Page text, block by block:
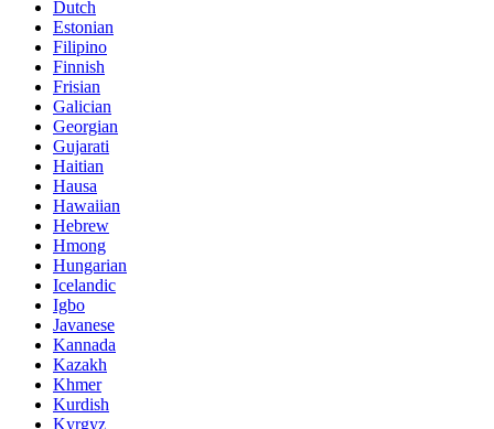
Dutch
Estonian
Filipino
Finnish
Frisian
Galician
Georgian
Gujarati
Haitian
Hausa
Hawaiian
Hebrew
Hmong
Hungarian
Icelandic
Igbo
Javanese
Kannada
Kazakh
Khmer
Kurdish
Kyrgyz